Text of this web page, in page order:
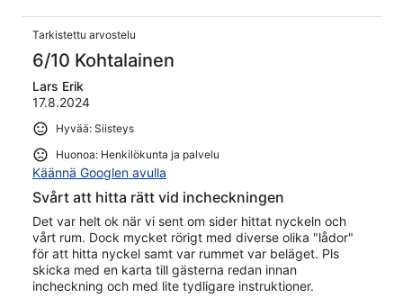
Tarkistettu arvostelu
6/10 Kohtalainen
Lars Erik
17.8.2024
Hyvää: Siisteys
Huonoa: Henkilökunta ja palvelu
Käännä Googlen avulla
Svårt att hitta rätt vid incheckningen
Det var helt ok när vi sent om sider hittat nyckeln och
vårt rum. Dock mycket rörigt med diverse olika "lådor"
för att hitta nyckel samt var rummet var beläget. Pls
skicka med en karta till gästerna redan innan
incheckning och med lite tydligare instruktioner.